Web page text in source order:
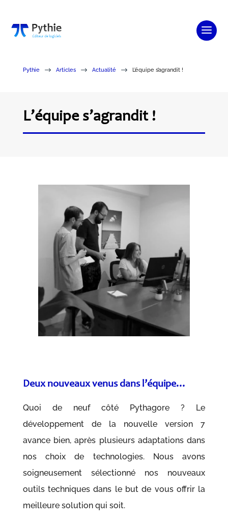
Pythie $ Articles $ Actualité $ L’équipe s’agrandit !
L’équipe s’agrandit !
Deux nouveaux venus dans l’équipe…
Quoi de neuf côté Pythagore ? Le
développement de la nouvelle version 7
avance bien, après plusieurs adaptations dans
nos choix de technologies. Nous avons
soigneusement sélectionné nos nouveaux
outils techniques dans le but de vous offrir la
meilleure solution qui soit.